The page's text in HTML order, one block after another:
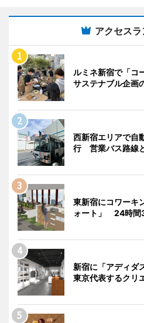
アクセス
ルミネ新宿で「コ
サステナブル企画
西新宿エリアで自
行 営業バス路線
東新宿にコワーキ
ォート」 24時間
新宿に「アディダ
東京代表するクリ